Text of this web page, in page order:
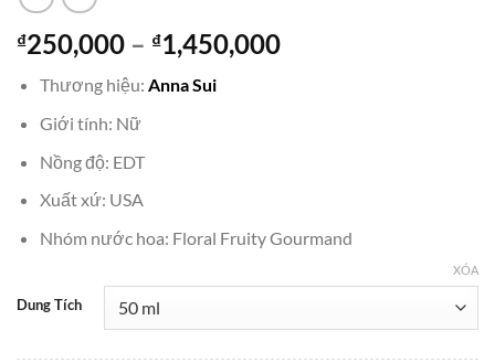
₫250,000 – ₫1,450,000Khoảng
Thương hiệu: Anna Sui
Giới tính: Nữ
Nồng độ: EDT
Xuất xứ: USA
Nhóm nước hoa: Floral Fruity Gourmand
Dung Tích
XÓA